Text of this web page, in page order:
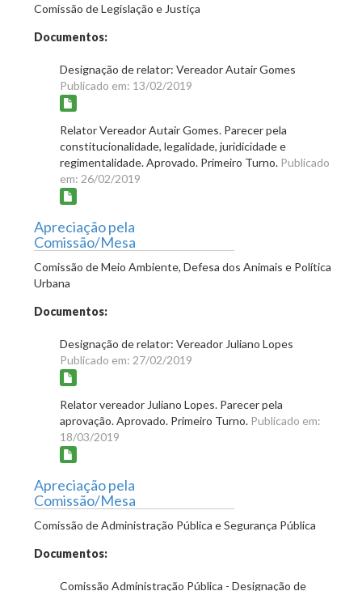
Comissão de Legislação e Justiça
Documentos:
Designação de relator: Vereador Autair Gomes
Publicado em: 13/02/2019
Relator Vereador Autair Gomes. Parecer pela
constitucionalidade, legalidade, juridicidade e
regimentalidade. Aprovado. Primeiro Turno. Publicado
em: 26/02/2019
Apreciação pela
Comissão/Mesa
Comissão de Meio Ambiente, Defesa dos Animais e Política
Urbana
Documentos:
Designação de relator: Vereador Juliano Lopes
Publicado em: 27/02/2019
Relator vereador Juliano Lopes. Parecer pela
aprovação. Aprovado. Primeiro Turno. Publicado em:
18/03/2019
Apreciação pela
Comissão/Mesa
Comissão de Administração Pública e Segurança Pública
Documentos:
Comissão Administração Pública - Designação de